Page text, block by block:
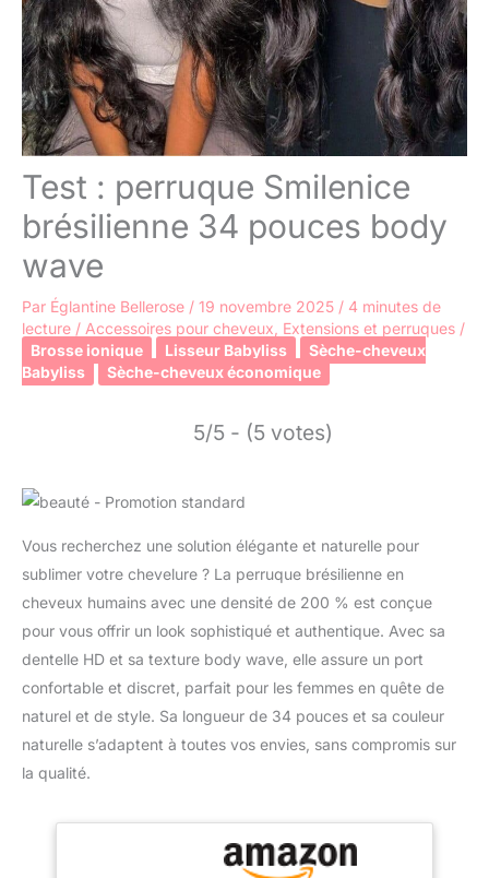
Test : perruque Smilenice
brésilienne 34 pouces body
wave
Par Églantine Bellerose / 19 novembre 2025 / 4 minutes de
lecture / Accessoires pour cheveux Extensions et perruques /
Brosse ionique
Lisseur Babyliss
Sèche-cheveux
Babyliss
Sèche-cheveux économique
5/5 - (5 votes)
Vous recherchez une solution élégante et naturelle pour
sublimer votre chevelure ? La perruque brésilienne en
cheveux humains avec une densité de 200 % est conçue
pour vous offrir un look sophistiqué et authentique. Avec sa
dentelle HD et sa texture body wave, elle assure un port
confortable et discret, parfait pour les femmes en quête de
naturel et de style. Sa longueur de 34 pouces et sa couleur
naturelle s’adaptent à toutes vos envies, sans compromis sur
la qualité.